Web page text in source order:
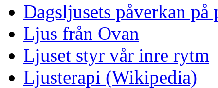
Dagsljusets påverkan på
Ljus från Ovan
Ljuset styr vår inre rytm
Ljusterapi (Wikipedia)